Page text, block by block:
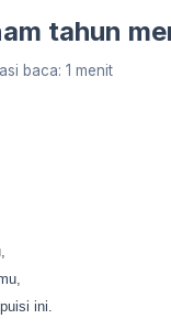
tahun
baca: 1 menit
ini.